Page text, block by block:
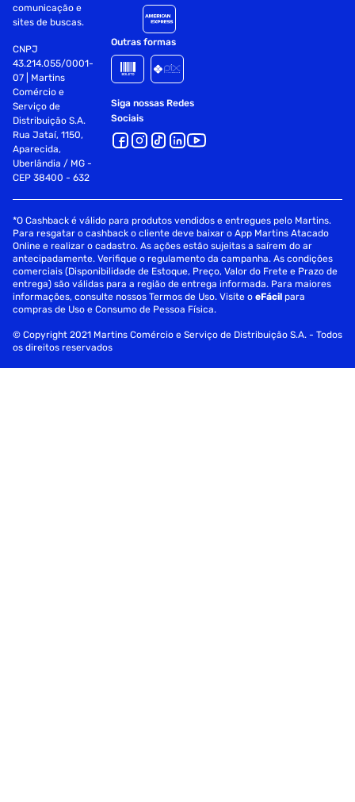
comunicação e
sites de buscas.
CNPJ
43.214.055/0001-
07 | Martins
Comércio e
Serviço de
Distribuição S.A.
Rua Jataí, 1150,
Aparecida,
Uberlândia / MG -
CEP 38400 - 632
Outras formas
Siga nossas Redes
Sociais
*O Cashback é válido para produtos vendidos e entregues pelo Martins.
Para resgatar o cashback o cliente deve baixar o App Martins Atacado
Online e realizar o cadastro. As ações estão sujeitas a saírem do ar
antecipadamente. Verifique o regulamento da campanha. As condições
comerciais (Disponibilidade de Estoque, Preço, Valor do Frete e Prazo de
entrega) são válidas para a região de entrega informada. Para maiores
informações, consulte nossos Termos de Uso. Visite oeFácil para
compras de Uso e Consumo de Pessoa Física.
© Copyright 2021 Martins Comércio e Serviço de Distribuição S.A. - Todos
os direitos reservados